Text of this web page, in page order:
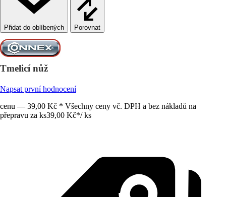
Porovnat
Tmelicí nůž
Napsat první hodnocení
cenu — 39,00 Kč * Všechny ceny vč. DPH a bez nákladů na
přepravu za ks39,00 Kč*/ ks